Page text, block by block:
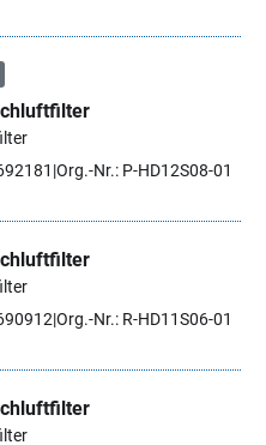
Org.-Nr.: P-HD12S08-01
Org.-Nr.: R-HD11S06-01